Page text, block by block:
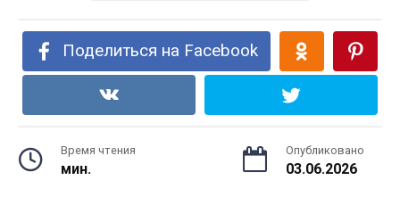
Поделиться на Facebook
Время чтения
мин.
Опубликовано
03.06.2026